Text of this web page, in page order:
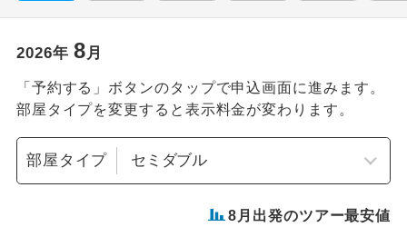
2026年 8月
「予約する」ボタンのタップで申込画面に進みます。
部屋タイプを変更すると表示料金が変わります。
部屋タイプ
8 月出発のツアー最安値